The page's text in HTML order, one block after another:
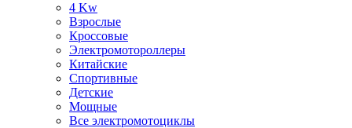
4 Kw
Взрослые
Кроссовые
Электромотороллеры
Китайские
Спортивные
Детские
Мощные
Все электромотоциклы